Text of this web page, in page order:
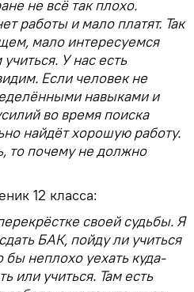
не всё так плохо.
работы и мало платят. Так
мало интересуемся
У нас есть
Если человек не
навыками и
во время поиска
найдёт хорошую работу.
то почему не должно
12 класса:
своей судьбы. Я
БАК, пойду ли учиться
неплохо уехать куда-
или учиться. Там есть